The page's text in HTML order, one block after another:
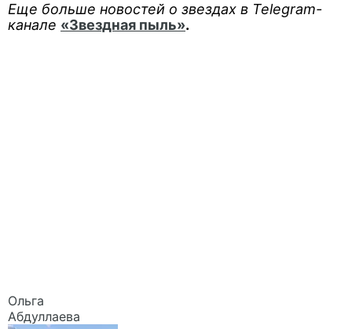
Еще больше новостей о звездах в Telegram-
канале «Звездная пыль».
Ольга
Абдуллаева